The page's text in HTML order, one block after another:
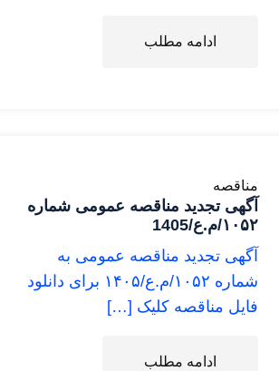
ادامه مطلب
مناقصه
آگهی تجدید مناقصه عمومی شماره
۱۰۵۲/م.ع/1405
آگهی تجدید مناقصه عمومی به
شماره ۱۰۵۲/م.ع/۱۴۰۵ برای دانلود
فایل مناقصه کلیک […]
ادامه مطلب